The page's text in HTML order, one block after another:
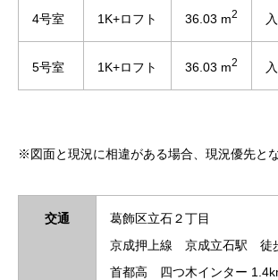
4号室 1K+ロフト 36.03 m2
5号室 1K+ロフト 36.03 m2
※図面と現況に相違がある場合、現況優先とな
交通
葛飾区立石２丁目
京成押上線 京成立石駅 徒
首都高 四つ木インター